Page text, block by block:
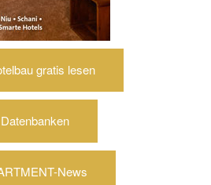
gratis lesen
Datenbanken
News